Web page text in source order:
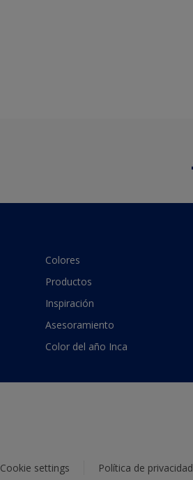
Colores
Productos
Inspiración
Asesoramiento
Color del año Inca
Cookie settings Política de privacidad